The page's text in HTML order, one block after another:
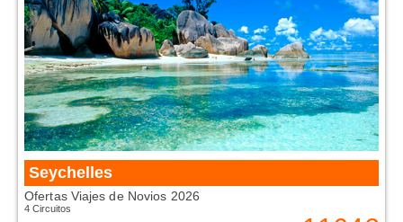
Seychelles
Ofertas Viajes de Novios 2026
4 Circuitos